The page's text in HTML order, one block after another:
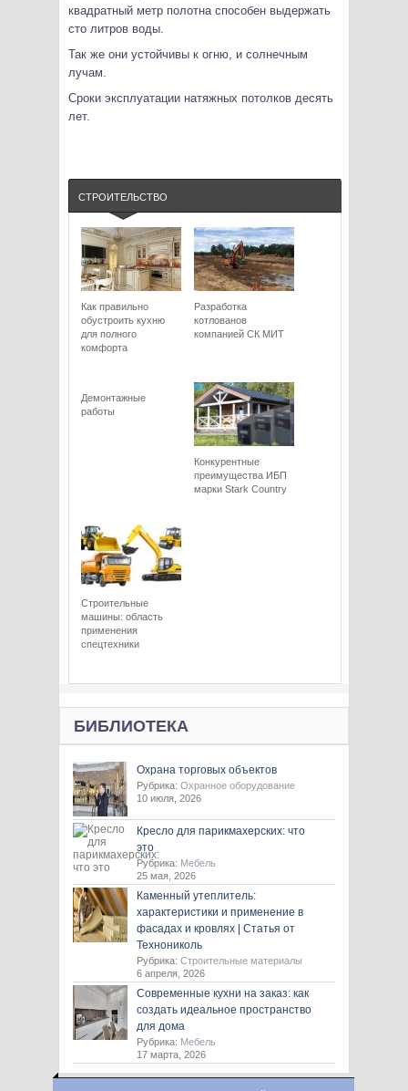
квадратный метр полотна способен выдержать
сто литров воды.
Так же они устойчивы к огню, и солнечным
лучам.
Сроки эксплуатации натяжных потолков десять
лет.
СТРОИТЕЛЬСТВО
Как правильно
обустроить кухню
для полного
комфорта
Разработка
котлованов
компанией СК МИТ
Демонтажные
работы
Конкурентные
преимущества ИБП
марки Stark Сountry
Строительные
машины: область
применения
спецтехники
БИБЛИОТЕКА
Охрана торговых объектов
Рубрика: Охранное оборудование
10 июля, 2026
Кресло для парикмахерских: что
это
Рубрика: Мебель
25 мая, 2026
Каменный утеплитель:
характеристики и применение в
фасадах и кровлях | Статья от
Технониколь
Рубрика: Строительные материалы
6 апреля, 2026
Современные кухни на заказ: как
создать идеальное пространство
для дома
Рубрика: Мебель
17 марта, 2026